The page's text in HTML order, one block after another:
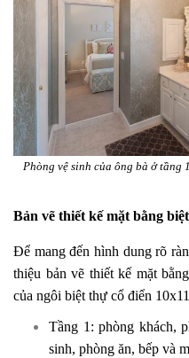
Phòng vệ sinh của ông bà ở
Bản vẽ thiết kế mặt bằng
Để mang đến hình dung rõ
thiệu bản vẽ thiết kế mặt
của ngôi biệt thự cổ điển
Tầng 1: phòng khách,
sinh, phòng ăn, bếp và